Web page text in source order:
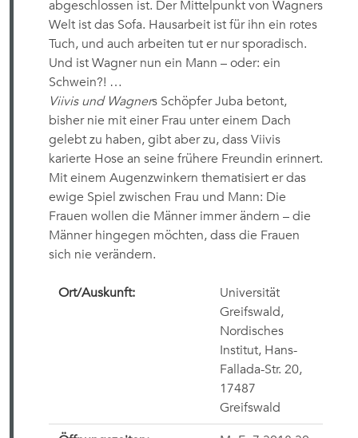
abgeschlossen ist. Der Mittelpunkt von Wagners
Welt ist das Sofa. Hausarbeit ist für ihn ein rotes
Tuch, und auch arbeiten tut er nur sporadisch.
Und ist Wagner nun ein Mann – oder: ein
Schwein?! …
Viivis und Wagners Schöpfer Juba betont,
bisher nie mit einer Frau unter einem Dach
gelebt zu haben, gibt aber zu, dass Viivis
karierte Hose an seine frühere Freundin erinnert.
Mit einem Augenzwinkern thematisiert er das
ewige Spiel zwischen Frau und Mann: Die
Frauen wollen die Männer immer ändern – die
Männer hingegen möchten, dass die Frauen
sich nie verändern.
Ort/Auskunft:
Universität
Greifswald,
Nordisches
Institut, Hans-
Fallada-Str. 20,
17487
Greifswald